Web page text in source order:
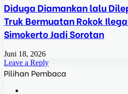
Diduga Diamankan lalu
Truk Bermuatan Rokok
Simokerto Jadi Sorotan
Juni 18, 2026
Leave a Reply
Pilihan Pembaca